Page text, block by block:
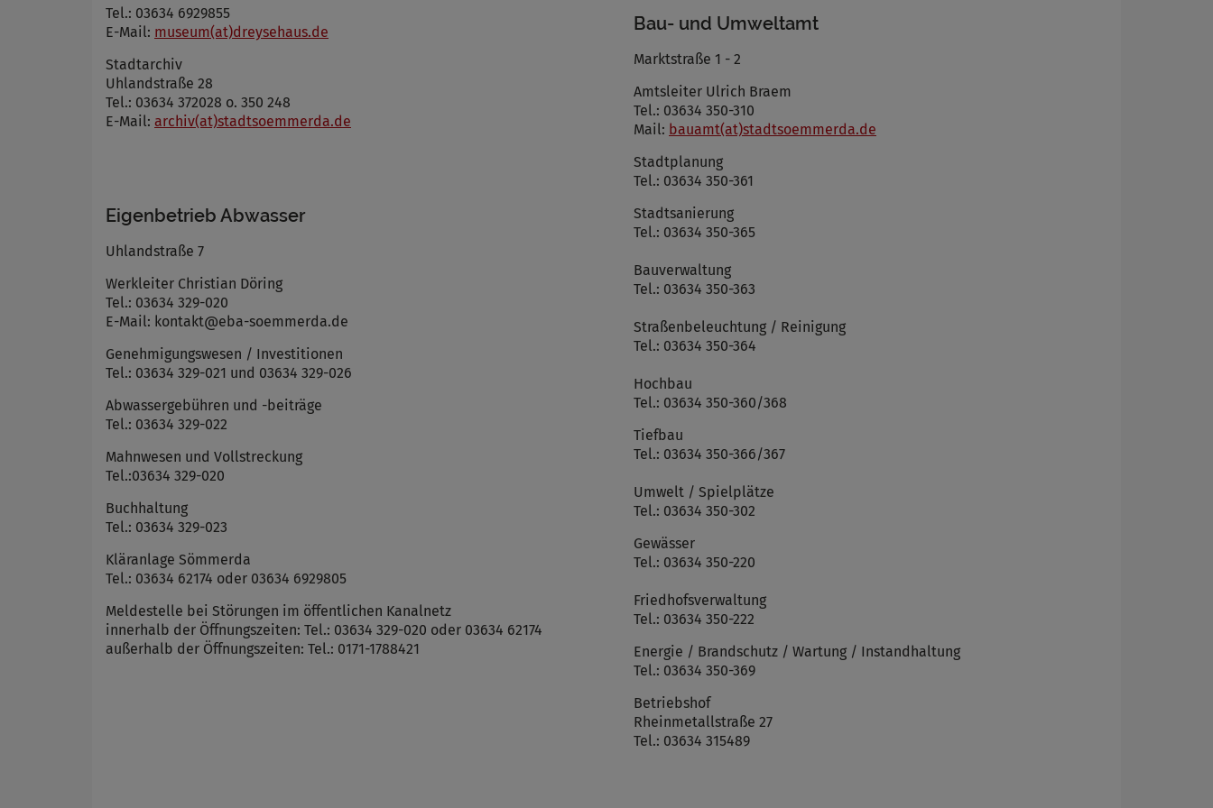
Tel.: 03634 6929855
E-Mail: museum(at)dreysehaus.de
Stadtarchiv
Uhlandstraße 28
Tel.: 03634 372028 o. 350 248
E-Mail: archiv(at)stadtsoemmerda.de
Eigenbetrieb Abwasser
Uhlandstraße 7
Werkleiter Christian Döring
Tel.: 03634 329-020
E-Mail: kontakt@eba-soemmerda.de
Genehmigungswesen / Investitionen
Tel.: 03634 329-021 und 03634 329-026
Abwassergebühren und -beiträge
Tel.: 03634 329-022
Mahnwesen und Vollstreckung
Tel.:03634 329-020
Buchhaltung
Tel.: 03634 329-023
Kläranlage Sömmerda
Tel.: 03634 62174 oder 03634 6929805
Meldestelle bei Störungen im öffentlichen Kanalnetz
innerhalb der Öffnungszeiten: Tel.: 03634 329-020 oder 03634 62174
außerhalb der Öffnungszeiten: Tel.: 0171-1788421
Bau- und Umweltamt
Marktstraße 1 - 2
Amtsleiter Ulrich Braem
Tel.: 03634 350-310
Mail: bauamt(at)stadtsoemmerda.de
Stadtplanung
Tel.: 03634 350-361
Stadtsanierung
Tel.: 03634 350-365
Bauverwaltung
Tel.: 03634 350-363
Straßenbeleuchtung / Reinigung
Tel.: 03634 350-364
Hochbau
Tel.: 03634 350-360/368
Tiefbau
Tel.: 03634 350-366/367
Umwelt / Spielplätze
Tel.: 03634 350-302
Gewässer
Tel.: 03634 350-220
Friedhofsverwaltung
Tel.: 03634 350-222
Energie / Brandschutz / Wartung / Instandhaltung
Tel.: 03634 350-369
Betriebshof
Rheinmetallstraße 27
Tel.: 03634 315489
Infos schließen